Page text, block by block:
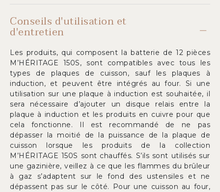
Conseils d'utilisation et
d'entretien
Les produits, qui composent la batterie de 12 pièces
M’HÉRITAGE 150S, sont compatibles avec tous les
types de plaques de cuisson, sauf les plaques à
induction, et peuvent être intégrés au four. Si une
utilisation sur une plaque à induction est souhaitée, il
sera nécessaire d’ajouter un disque relais entre la
plaque à induction et les produits en cuivre pour que
cela fonctionne. Il est recommandé de ne pas
dépasser la moitié de la puissance de la plaque de
cuisson lorsque les produits de la collection
M’HÉRITAGE 150S sont chauffés. S’ils sont utilisés sur
une gazinière, veillez à ce que les flammes du brûleur
à gaz s’adaptent sur le fond des ustensiles et ne
dépassent pas sur le côté. Pour une cuisson au four,